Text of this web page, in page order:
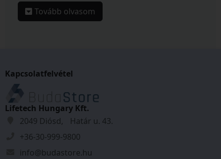
Alapanyag: BPA-mentes polipropilén (szelep:
TPE)
két méretben és 7 különböző színből
választhatod ki a stílusodhoz leginkább
illeszkedő kivitelt – a minőséget a világszerte
elismert ELITE cég garantálja. A könnyedén
összenyomható, rugalmas test és a nagy
áteresztő-képességű szelep segíti a gyors
hidratálást, széles nyílása pedig megkönnyíti a
Tovább olvasom
Kapcsolatfelvétel
Lifetech Hungary Kft.
2049 Diósd, Határ u. 43.
+36-30-999-9800
info@budastore.hu